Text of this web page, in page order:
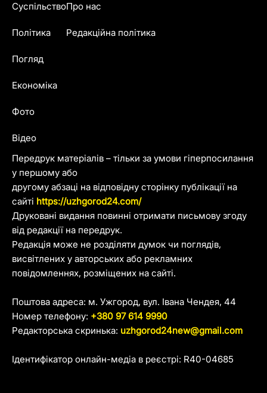
Передрук матеріалів – тільки за умови гіперпосилання
у першому або
другому абзаці на відповідну сторінку публікації на
сайті https://uzhgorod24.com/
Друковані видання повинні отримати письмову згоду
від редакції на передрук.
Редакція може не розділяти думок чи поглядів,
висвітлених у авторських або рекламних
повідомленнях, розміщених на сайті.
Поштова адреса: м. Ужгород, вул. Івана Чендея, 44
Номер телефону: +380 97 614 9990
Редакторська скринька: uzhgorod24new@gmail.com
Ідентифікатор онлайн-медіа в реєстрі: R40-04685
Суспільство
Політика
Погляд
Економіка
Фото
Відео
Про нас
Редакційна політика